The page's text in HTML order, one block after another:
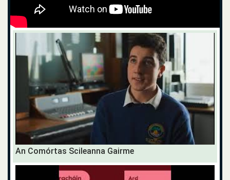
An Comórtas Scileanna Gairme